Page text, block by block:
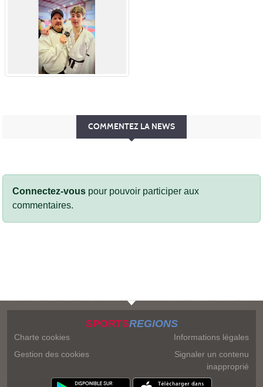
COMMENTEZ LA NEWS
Connectez-vous pour pouvoir participer aux
commentaires.
SPORTSREGIONS
Charte cookies
Gestion des cookies
Informations légales
Signaler un contenu
inapproprié